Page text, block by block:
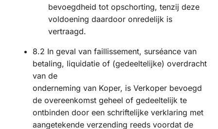
bevoegdheid tot opschorting, tenzij deze
voldoening daardoor onredelijk is
vertraagd.
8.2 In geval van faillissement, surséance van
betaling, liquidatie of (gedeeltelijke) overdracht
van de
onderneming van Koper, is Verkoper bevoegd
de overeenkomst geheel of gedeeltelijk te
ontbinden door een schriftelijke verklaring met
aangetekende verzending reeds voordat de